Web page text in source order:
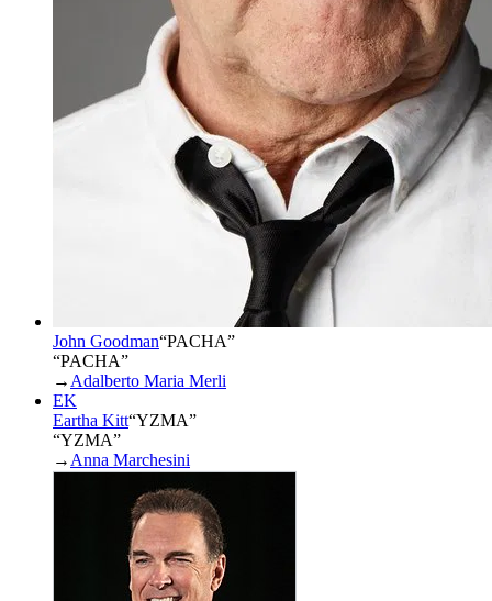
John Goodman“PACHA”
“PACHA”
→ Adalberto Maria Merli
EK
Eartha Kitt“YZMA”
“YZMA”
→ Anna Marchesini